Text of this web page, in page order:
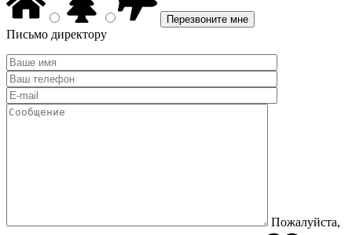
Письмо директору
Пожалуйста,